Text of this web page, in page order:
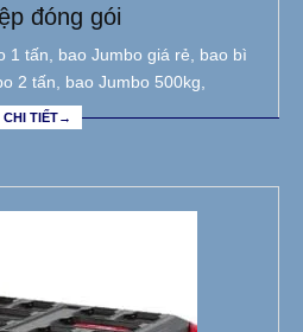
đóng gói
1 tấn, bao Jumbo giá rẻ, bao bì
2 tấn, bao Jumbo 500kg,
CHI TIẾT→